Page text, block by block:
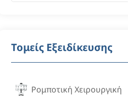
Τομείς Εξειδίκευσης
Ρομποτική Χειρουργική